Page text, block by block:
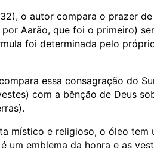
o autor compara o prazer
Aarão, que foi o primeiro)
foi determinada pelo
essa consagração do
com a bênção de Deus
místico e religioso, o óleo
um emblema da honra e as